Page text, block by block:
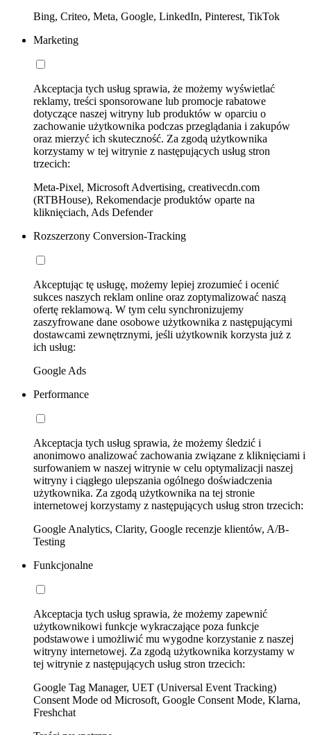
Bing, Criteo, Meta, Google, LinkedIn, Pinterest, TikTok
Marketing
Akceptacja tych usług sprawia, że możemy wyświetlać
reklamy, treści sponsorowane lub promocje rabatowe
dotyczące naszej witryny lub produktów w oparciu o
zachowanie użytkownika podczas przeglądania i zakupów
oraz mierzyć ich skuteczność. Za zgodą użytkownika
korzystamy w tej witrynie z następujących usług stron
trzecich:
Meta-Pixel, Microsoft Advertising, creativecdn.com
(RTBHouse), Rekomendacje produktów oparte na
kliknięciach, Ads Defender
Rozszerzony Conversion-Tracking
Akceptując tę usługę, możemy lepiej zrozumieć i ocenić
sukces naszych reklam online oraz zoptymalizować naszą
ofertę reklamową. W tym celu synchronizujemy
zaszyfrowane dane osobowe użytkownika z następującymi
dostawcami zewnętrznymi, jeśli użytkownik korzysta już z
ich usług:
Google Ads
Performance
Akceptacja tych usług sprawia, że możemy śledzić i
anonimowo analizować zachowania związane z kliknięciami i
surfowaniem w naszej witrynie w celu optymalizacji naszej
witryny i ciągłego ulepszania ogólnego doświadczenia
użytkownika. Za zgodą użytkownika na tej stronie
internetowej korzystamy z następujących usług stron trzecich:
Google Analytics, Clarity, Google recenzje klientów, A/B-
Testing
Funkcjonalne
Akceptacja tych usług sprawia, że możemy zapewnić
użytkownikowi funkcje wykraczające poza funkcje
podstawowe i umożliwić mu wygodne korzystanie z naszej
witryny internetowej. Za zgodą użytkownika korzystamy w
tej witrynie z następujących usług stron trzecich:
Google Tag Manager, UET (Universal Event Tracking)
Consent Mode od Microsoft, Google Consent Mode, Klarna,
Freshchat